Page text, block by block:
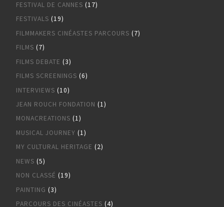
FESTIVAL DE CANNES (17)
FESTIVALS (19)
FILMMAKERS CINÉASTES PARCOURS (7)
FILMS (7)
FILMS DEBATE (3)
FILMS SCREENINGS (6)
INTERVIEWS (10)
JEAN ROUCH FONDATION (1)
MONACREATIONS (1)
MUSICAL JOURNEY (1)
MY CULTURAL HERITAGE (2)
NEWS (5)
NON CLASSÉ (19)
PAINTING (3)
PARCOURS DES CINÉASTES (4)